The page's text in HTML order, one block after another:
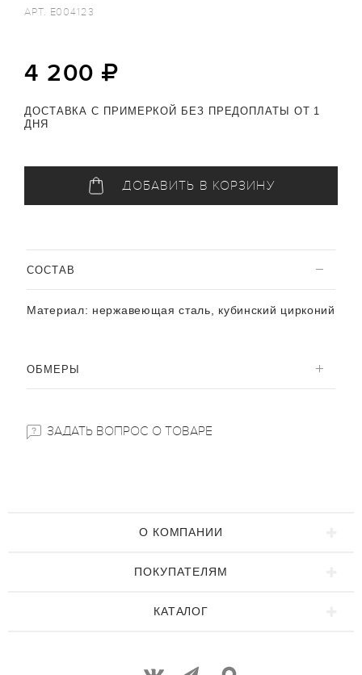
АРТ. E004123
4 200
ДОСТАВКА С ПРИМЕРКОЙ БЕЗ ПРЕДОПЛАТЫ ОТ 1
ДНЯ
ДОБАВИТЬ В КОРЗИНУ
CОСТАВ
Материал: нержавеющая сталь, кубинский цирконий
ОБМЕРЫ
ЗАДАТЬ ВОПРОС О ТОВАРЕ
О КОМПАНИИ
ПОКУПАТЕЛЯМ
КАТАЛОГ